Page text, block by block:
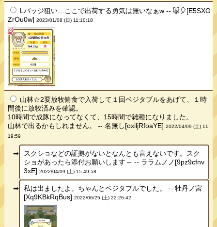
Lバッジ狙い…ここで出荷する勇気は無いなぁw -- 🐷🎈[E5SXG
ZrOu0w]2023/01/08 (日) 11:10:18
山林☆2要放牧偏食で入荷して１回ベジタブルをあげて、１時
間後に放牧済みを確認。
10時間で成豚になってなくて、15時間で雑種になりました。
山林で出るかもしれません。 -- 名無し[oxiljRfoaYE]2022/04/09 (土) 11:
19:59
スクショなどの証拠がないとなんとも言えないです。スク
ショがあったら添付お願いします～ -- ララムノノ[9pz9cfnv
3xE] 2022/04/09 (土) 15:49:58
私は出ましたよ。ちゃんとベジタブルでした。 -- 牡丹ノ宮
[Xq9KBkRqBus] 2022/06/25 (土) 22:26:42